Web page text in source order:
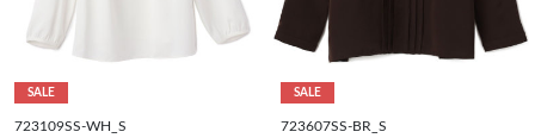
SALE
723109SS-WH_S
SALE
723607SS-BR_S